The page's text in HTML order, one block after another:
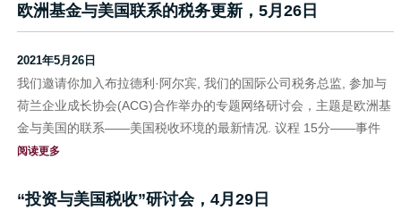
欧洲基金与美国联系的税务更新，5月26日
2021年5月26日
我们邀请你加入布拉德利·阿尔宾, 我们的国际公司税务总监, 参加与
荷兰企业成长协会(ACG)合作举办的专题网络研讨会，主题是欧洲基
金与美国的联系——美国税收环境的最新情况. 议程 15分——事件
阅读更多
“投资与美国税收”研讨会，4月29日